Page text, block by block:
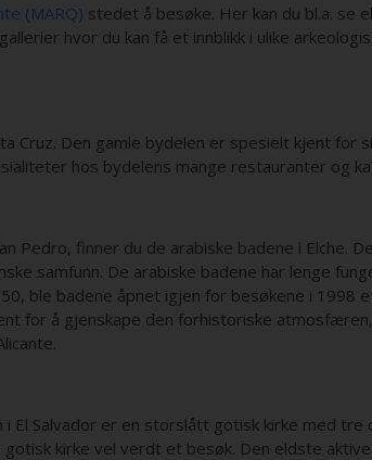
(MARQ) stedet å besøke. Her kan du bl.a. se
hvor du kan få et innblikk i ulike
Cruz. Den gamle bydelen er spesielt kjent for
hos bydelens mange restauranter og
Pedro, finner du de arabiske badene i Elche.
samfunn. De arabiske badene har lenge
ble badene åpnet igjen for besøkene i 1998
for å gjenskape den forhistoriske
El Salvador er en storslått gotisk kirke med tre
kirke vel verdt et besøk. Den eldste